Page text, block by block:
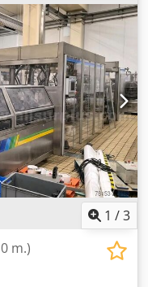
metai: 2014
PH10M Rankinis
tikslumas: 2,5 µm +
2,3 µm Matavimo
stalo dydis: 1330
Eeck Programinė
atraminė kolona
standumą.
visose ašyse,
su 0,1 µm
1 /3
m.)